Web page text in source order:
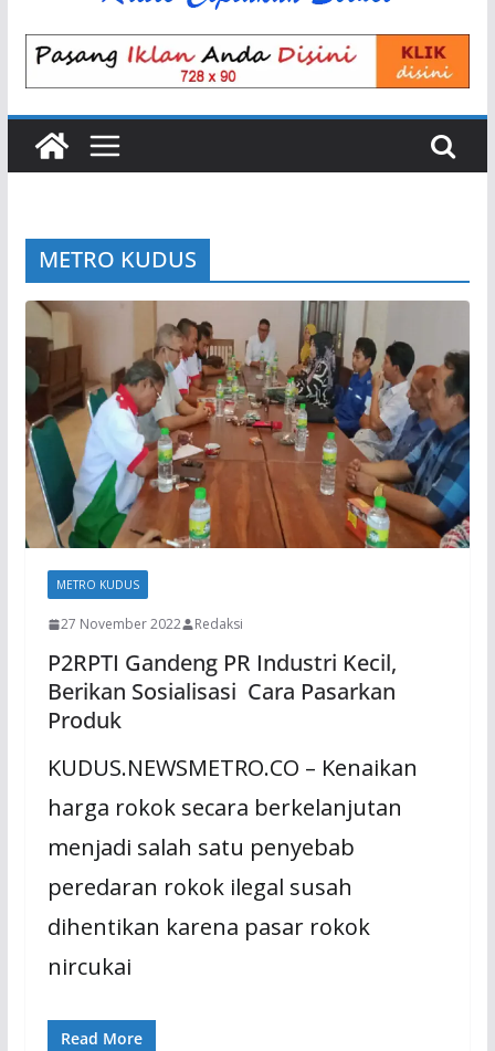
METRO KUDUS
METRO KUDUS
27 November 2022 Redaksi
P2RPTI Gandeng PR Industri Kecil,
Berikan Sosialisasi Cara Pasarkan
Produk
KUDUS.NEWSMETRO.CO – Kenaikan
harga rokok secara berkelanjutan
menjadi salah satu penyebab
peredaran rokok ilegal susah
dihentikan karena pasar rokok
nircukai
Read More